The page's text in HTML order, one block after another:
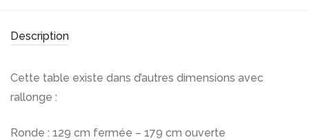
Description
Cette table existe dans d’autres dimensions avec
rallonge :
Ronde : 129 cm fermée – 179 cm ouverte